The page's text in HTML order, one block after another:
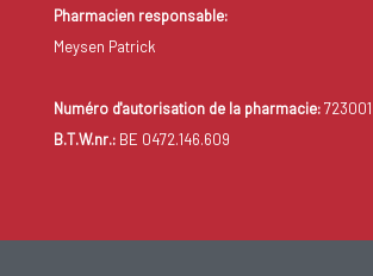
Pharmacien responsable:
Meysen Patrick
Numéro d'autorisation de la pharmacie:723001
B.T.W.nr.:BE 0472.146.609